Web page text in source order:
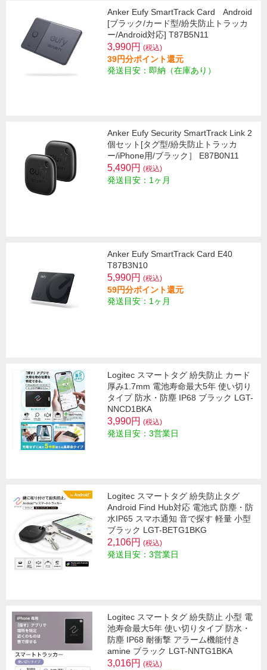
Anker Eufy SmartTrack Card Android
[ブラック/カード型/紛失防止トラッカ
ー/Android対応] T87B5N11
3,990円 (税込)
39円分ポイント還元
発送目安：即納（在庫あり）
Anker Eufy Security SmartTrack Link 2
個セット[タグ型/紛失防止トラッカ
ー/iPhone用/ブラック］ E87B0N11
5,490円 (税込)
発送目安：1ヶ月
Anker Eufy SmartTrack Card E40
T87B3N10
5,990円 (税込)
59円分ポイント還元
発送目安：1ヶ月
Logitec スマートタグ 紛失防止 カード
厚み1.7mm 電池寿命最大5年 使い切り
タイプ 防水・防塵 IP68 ブラック LGT-
NNCD1BKA
3,990円 (税込)
発送目安：3営業日
Logitec スマートタグ 紛失防止タグ
Android Find Hub対応 電池式 防塵・防
水IP65 スマホ通知 音で探す 軽量 小型
ブラック LGT-BETG1BKG
2,106円 (税込)
発送目安：3営業日
Logitec スマートタグ 紛失防止 小型 電
池寿命最大5年 使い切りタイプ 防水・
防塵 IP68 耐衝撃 アラーム機能付き
amine ブラック LGT-NNTG1BKA
3,016円 (税込)